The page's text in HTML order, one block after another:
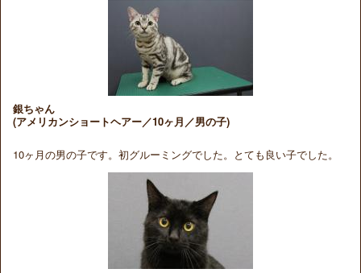
銀ちゃん
(アメリカンショートヘアー／10ヶ月／男の子)
10ヶ月の男の子です。初グルーミングでした。とても良い子でした。